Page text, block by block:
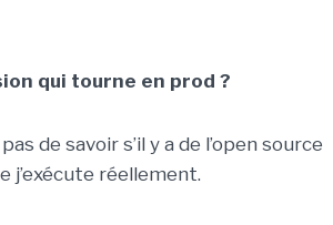
qui tourne en prod ?
de savoir s’il y a de l’open source
j’exécute réellement.